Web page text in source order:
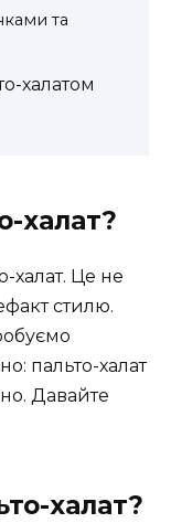
та
халатом
халат?
халат. Це не
стилю.
пальто-халат
Давайте
халат?